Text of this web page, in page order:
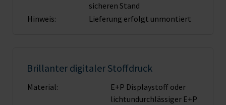
sicheren Stand
Hinweis:
Lieferung erfolgt unmontiert
Brillanter digitaler Stoffdruck
Material:
E+P Displaystoff oder
lichtundurchlässiger E+P